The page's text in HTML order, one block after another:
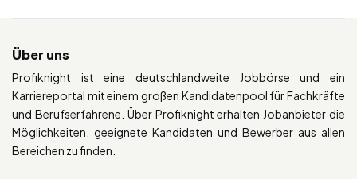
Über uns
Profiknight ist eine deutschlandweite Jobbörse und ein
Karriereportal mit einem großen Kandidatenpool für Fachkräfte
und Berufserfahrene. Über Profiknight erhalten Jobanbieter die
Möglichkeiten, geeignete Kandidaten und Bewerber aus allen
Bereichen zu finden.